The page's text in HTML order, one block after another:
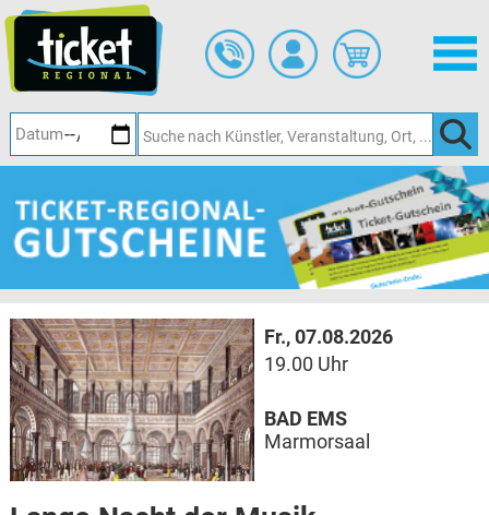
Hauptinhalt
springen
Fr., 07.08.2026
19.00 Uhr
BAD EMS
Marmorsaal